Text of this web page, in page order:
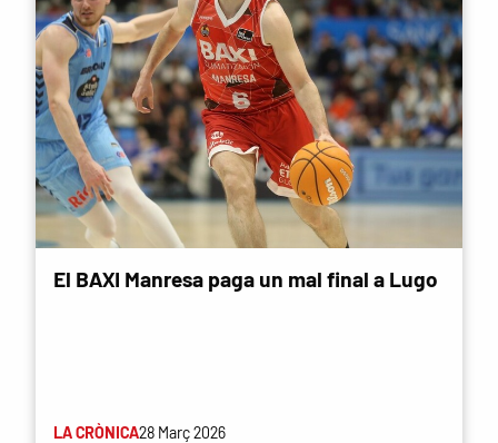
El BAXI Manresa paga un mal final a Lugo
LA CRÒNICA28 Març 2026